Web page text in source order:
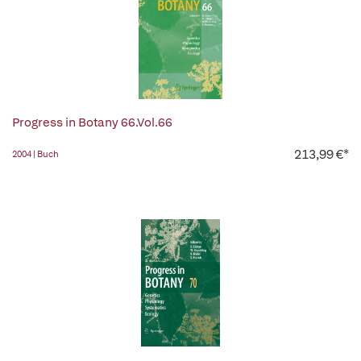
Progress in Botany 66.Vol.66
2004 | Buch 213,99 €*